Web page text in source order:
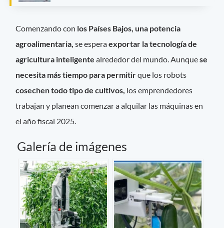
Comenzando con los Países Bajos, una potencia
agroalimentaria, se esperaexportar la tecnología de
agricultura inteligente alrededor del mundo. Aunquese
necesita más tiempo para permitirque los robots
cosechen todo tipo de cultivos, los emprendedores
trabajan y planean comenzar a alquilar las máquinas en
el año fiscal 2025.
Galería de imágenes